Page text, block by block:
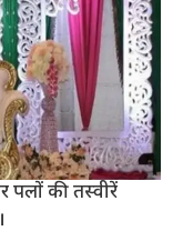
पलों की तस्वीरें